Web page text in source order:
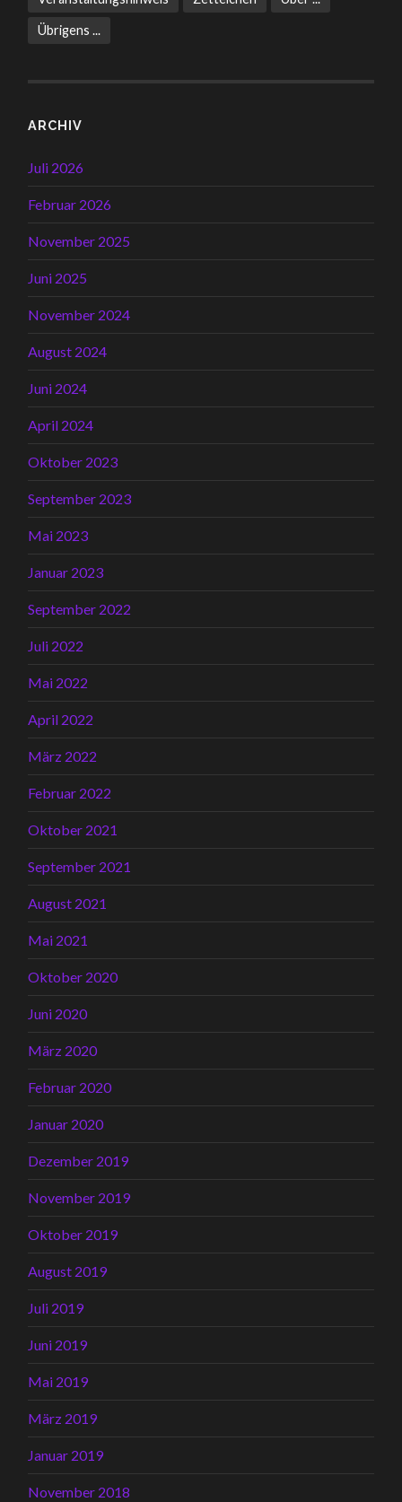
Übrigens ...
ARCHIV
Juli 2026
Februar 2026
November 2025
Juni 2025
November 2024
August 2024
Juni 2024
April 2024
Oktober 2023
September 2023
Mai 2023
Januar 2023
September 2022
Juli 2022
Mai 2022
April 2022
März 2022
Februar 2022
Oktober 2021
September 2021
August 2021
Mai 2021
Oktober 2020
Juni 2020
März 2020
Februar 2020
Januar 2020
Dezember 2019
November 2019
Oktober 2019
August 2019
Juli 2019
Juni 2019
Mai 2019
März 2019
Januar 2019
November 2018